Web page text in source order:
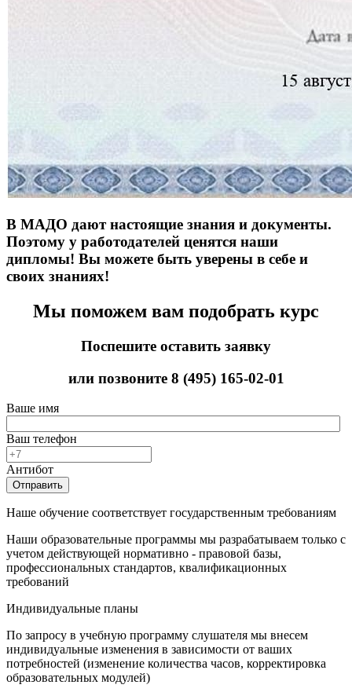
В МАДО дают настоящие знания и документы.
Поэтому у работодателей ценятся наши
дипломы! Вы можете быть уверены в себе и
своих знаниях!
Мы поможем вам подобрать курс
Поспешите оставить заявку
или позвоните 8 (495) 165-02-01
Ваше имя
Ваш телефон
Антибот
Отправить
Наше обучение соответствует государственным требованиям
Наши образовательные программы мы разрабатываем только с
учетом действующей нормативно - правовой базы,
профессиональных стандартов, квалификационных
требований
Индивидуальные планы
По запросу в учебную программу слушателя мы внесем
индивидуальные изменения в зависимости от ваших
потребностей (изменение количества часов, корректировка
образовательных модулей)